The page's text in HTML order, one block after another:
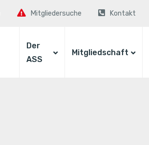
Mitgliedersuche Kontakt
Der
ASS
Mitgliedschaft